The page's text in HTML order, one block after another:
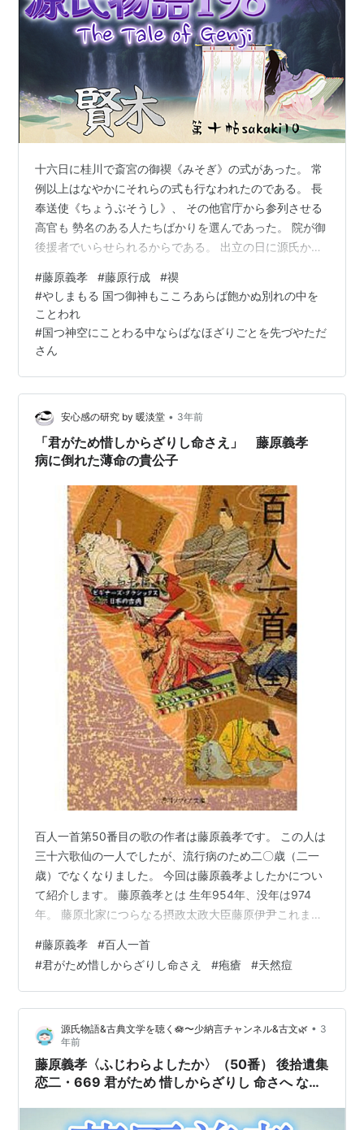
十六日に桂川で斎宮の御禊《みそぎ》の式があった。 常
例以上はなやかにそれらの式も行なわれたのである。 長
奉送使《ちょうぶそうし》、 その他官庁から参列させる
高官も 勢名のある人たちばかりを選んであった。 院が御
後援者でいらせられるからである。 出立の日に源氏から
た斎《いつき》の宮のお前へといって、 斎布《ゆふ》に
つけたものもあった。 いかずちの神でさえ恋人の中を裂
くものではないと言います。 八洲《やしま》もる 国つ御
神《みかみ》も こころあらば 飽かぬ別れの 中をことわ
#藤原義孝 #藤原行成 #禊
#やしまもる 国つ御神もこころあらば飽かぬ別れの中を
ことわれ
#国つ神空にことわる中ならばなほざりごとを先づやただ
さん
安心感の研究 by 暖淡堂 • 3年前
「君がため惜しからざりし命さえ」 藤原義孝
病に倒れた薄命の貴公子
百人一首第50番目の歌の作者は藤原義孝です。 この人は
三十六歌仙の一人でしたが、流行病のため二〇歳（二一
歳）でなくなりました。 今回は藤原義孝よしたかについ
て紹介します。 藤原義孝とは 生年954年、没年は974
年。 藤原北家につらなる摂政太政大臣藤原伊尹これまさ
ます。 また美貌の人でもありました。 若くして亡くなり
ましたが、その理由が疱瘡。 平安の頃は疱瘡が流行ると
多くの人が亡くなりました。 時代背景 藤原義孝の亡くな
った994年前後から数年の間、京都では疫病が流行りま
した。 994年に流行ったのが疱瘡（天然痘）。 この時、
五位以上の人たち…
#藤原義孝 #百人一首
#君がため惜しからざりし命さえ #疱瘡 #天然痘
源氏物語&古典文学を聴く🪷〜少納言チャンネル&古文🌿 • 3
年前
藤原義孝〈ふじわらよしたか〉（50番） 後拾遺集
恋二・669 君がため 惜しからざりし 命さへ なが